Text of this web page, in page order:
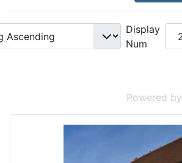
Display
Num
Powered by